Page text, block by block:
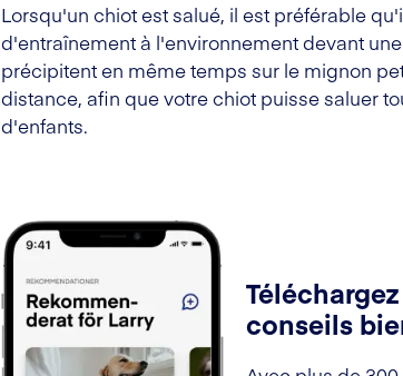
Lorsqu'un chiot est salué, il est préférable
d'entraînement à l'environnement devant
précipitent en même temps sur le mignon
distance, afin que votre chiot puisse saluer
d'enfants.
conseils